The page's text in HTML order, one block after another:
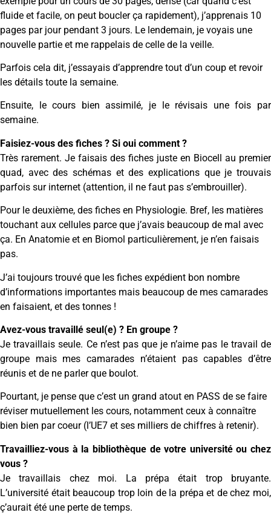
fluide et facile, on peut boucler ça rapidement), j’apprenais 10
pages par jour pendant 3 jours. Le lendemain, je voyais une
nouvelle partie et me rappelais de celle de la veille.
Parfois cela dit, j’essayais d’apprendre tout d’un coup et revoir
les détails toute la semaine.
Ensuite, le cours bien assimilé, je le révisais une fois par
semaine.
Faisiez-vous des fiches ? Si oui comment ?
Très rarement. Je faisais des fiches juste en Biocell au premier
quad, avec des schémas et des explications que je trouvais
parfois sur internet (attention, il ne faut pas s’embrouiller).
Pour le deuxième, des fiches en Physiologie. Bref, les matières
touchant aux cellules parce que j’avais beaucoup de mal avec
ça. En Anatomie et en Biomol particulièrement, je n’en faisais
pas.
J’ai toujours trouvé que les fiches expédient bon nombre
d’informations importantes mais beaucoup de mes camarades
en faisaient, et des tonnes !
Avez-vous travaillé seul(e) ? En groupe ?
Je travaillais seule. Ce n’est pas que je n’aime pas le travail de
groupe mais mes camarades n’étaient pas capables d’être
réunis et de ne parler que boulot.
Pourtant, je pense que c’est un grand atout en PASS de se faire
réviser mutuellement les cours, notamment ceux à connaître
bien bien par coeur (l’UE7 et ses milliers de chiffres à retenir).
Travailliez-vous à la bibliothèque de votre université ou chez
vous ?
Je travaillais chez moi. La prépa était trop bruyante.
L’université était beaucoup trop loin de la prépa et de chez moi,
ç’aurait été une perte de temps.